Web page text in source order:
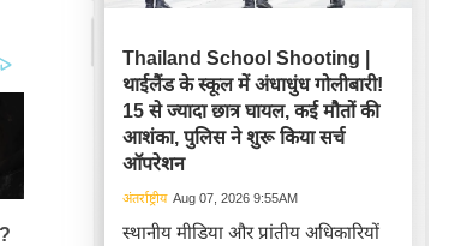
Thailand School Shooting |
थाईलैंड के स्कूल में अंधाधुंध गोलीबारी!
15 से ज्यादा छात्र घायल, कई मौतों की
आशंका, पुलिस ने शुरू किया सर्च
ऑपरेशन
अंतर्राष्ट्रीय Aug 07, 2026 9:55AM
स्थानीय मीडिया और प्रांतीय अधिकारियों